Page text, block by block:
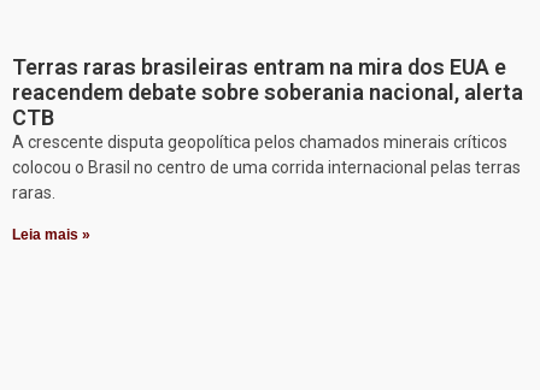
Terras raras brasileiras entram na mira dos EUA e
reacendem debate sobre soberania nacional, alerta
CTB
A crescente disputa geopolítica pelos chamados minerais críticos
colocou o Brasil no centro de uma corrida internacional pelas terras
raras.
Leia mais »